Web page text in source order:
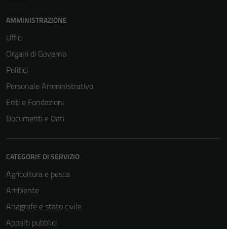
AMMINISTRAZIONE
Uffici
Organi di Governo
Politici
Personale Amministrativo
Enti e Fondazioni
Documenti e Dati
CATEGORIE DI SERVIZIO
Agricoltura e pesca
Ambiente
Anagrafe e stato civile
Appalti pubblici